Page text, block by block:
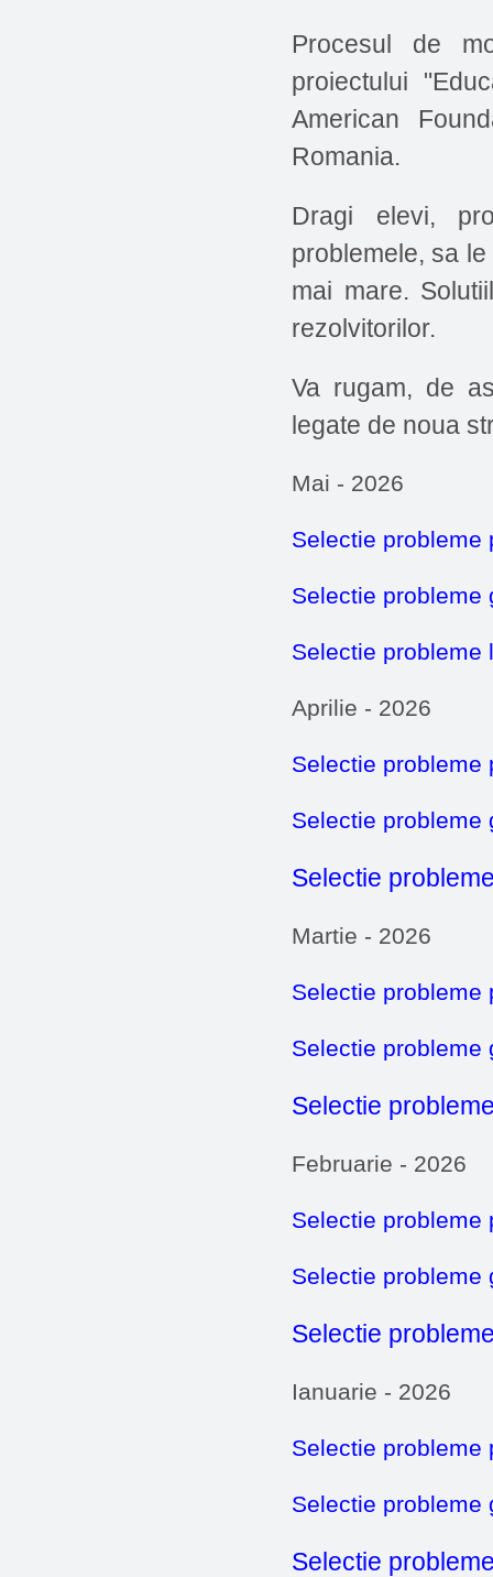
Procesul de
proiectului
American
Romania.
Dragi elevi,
problemele, sa
mai mare.
rezolvitorilor.
Va rugam, de
legate de noua
Mai - 2026
Selectie probleme
Selectie probleme
Selectie probleme
Aprilie - 2026
Selectie probleme
Selectie probleme
Selectie
Martie - 2026
Selectie probleme
Selectie probleme
Selectie
Februarie - 2026
Selectie probleme
Selectie probleme
Selectie
Ianuarie - 2026
Selectie probleme
Selectie probleme
Selectie